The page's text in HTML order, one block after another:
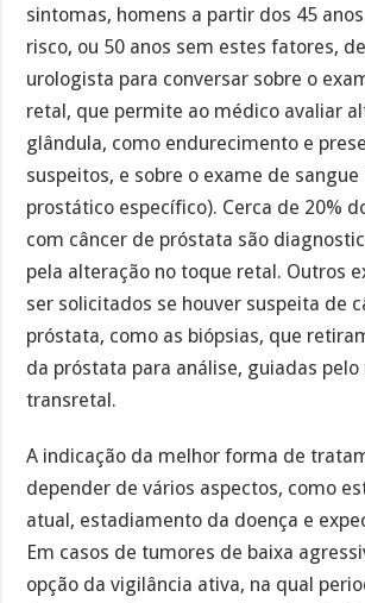
sintomas, homens a partir dos 45
risco, ou 50 anos sem estes fatores,
urologista para conversar sobre o
retal, que permite ao médico avaliar
glândula, como endurecimento e
suspeitos, e sobre o exame de sangue
prostático específico). Cerca de 20%
com câncer de próstata são
pela alteração no toque retal. Outros
ser solicitados se houver suspeita de
próstata, como as biópsias, que
da próstata para análise, guiadas
transretal.
A indicação da melhor forma de
depender de vários aspectos, como
atual, estadiamento da doença e
Em casos de tumores de baixa
opção da vigilância ativa, na qual